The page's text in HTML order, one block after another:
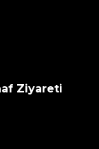
Ziyareti